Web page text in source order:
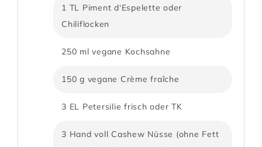
1 TL Piment d‘Espelette oder
Chiliflocken
250 ml vegane Kochsahne
150 g vegane Crème fraîche
3 EL Petersilie frisch oder TK
3 Hand voll Cashew Nüsse (ohne Fett